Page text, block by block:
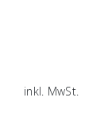
inkl. MwSt.